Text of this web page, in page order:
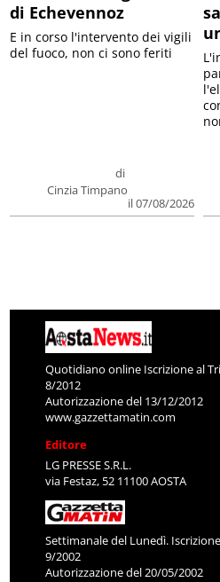
di Echevennoz
di
Cinzia Timpano
il 07/08/2026
E in corso l'intervento dei vigili
del fuoco, non ci sono feriti
Quotidiano online Iscrizione al
8/2012
Autorizzazione del 13/12/2012
www.gazzettamatin.com
Editore
LG PRESSE S.R.L.
via Festaz, 52 11100 AOSTA
Settimanale del Lunedì.
9/2002
Autorizzazione del 20/05/2002